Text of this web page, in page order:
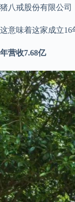
猪八戒股份有限公司
这意味着这家成立16
年营收7.68亿